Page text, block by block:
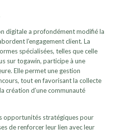
digitale a profondément modifié la
l’engagement client. La
spécialisées, telles que celle
sur togawin, participe à une
Elle permet une gestion
tout en favorisant la collecte
création d’une communauté
opportunités stratégiques pour
de renforcer leur lien avec leur